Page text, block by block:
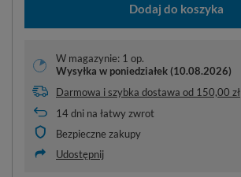
Dodaj do koszyka
W magazynie: 1 op.
Wysyłka w poniedziałek (10.08.2026)
Darmowa i szybka dostawa od 150,00 zł
14dni na łatwy zwrot
Bezpieczne zakupy
Udostępnij